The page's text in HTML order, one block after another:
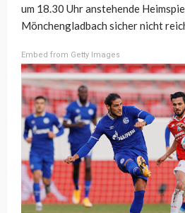
um 18.30 Uhr anstehende
Mönchengladbach sicher nicht
Embed from Getty Images